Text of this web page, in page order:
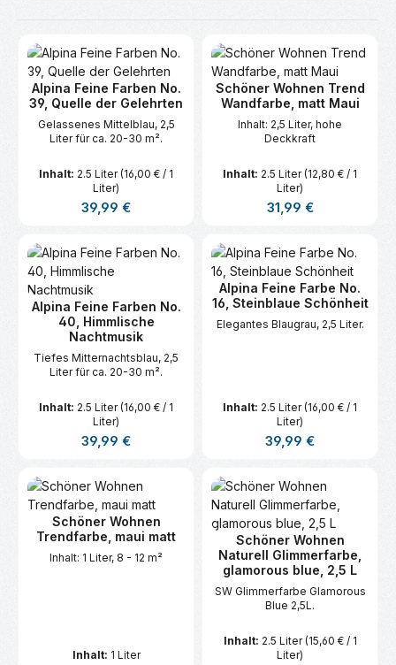
Alpina Feine Farben No.
39, Quelle der Gelehrten
Gelassenes Mittelblau, 2,5
Liter für ca. 20-30 m².
Inhalt: 2.5 Liter(16,00 € / 1
Liter)
Regulärer Preis:
39,99 €
Schöner Wohnen Trend
Wandfarbe, matt Maui
Inhalt: 2,5 Liter, hohe
Deckkraft
Inhalt: 2.5 Liter(12,80 € / 1
Liter)
Regulärer Preis:
31,99 €
Alpina Feine Farben No.
40, Himmlische
Nachtmusik
Tiefes Mitternachtsblau, 2,5
Liter für ca. 20-30 m².
Inhalt: 2.5 Liter(16,00 € / 1
Liter)
Regulärer Preis:
39,99 €
Alpina Feine Farbe No.
16, Steinblaue Schönheit
Elegantes Blaugrau, 2,5 Liter.
Inhalt: 2.5 Liter(16,00 € / 1
Liter)
Regulärer Preis:
39,99 €
Schöner Wohnen
Trendfarbe, maui matt
Inhalt: 1 Liter, 8 - 12 m²
Inhalt: 1 Liter
Schöner Wohnen
Naturell Glimmerfarbe,
glamorous blue, 2,5 L
SW Glimmerfarbe Glamorous
Blue 2,5L.
Inhalt: 2.5 Liter(15,60 € / 1
Liter)